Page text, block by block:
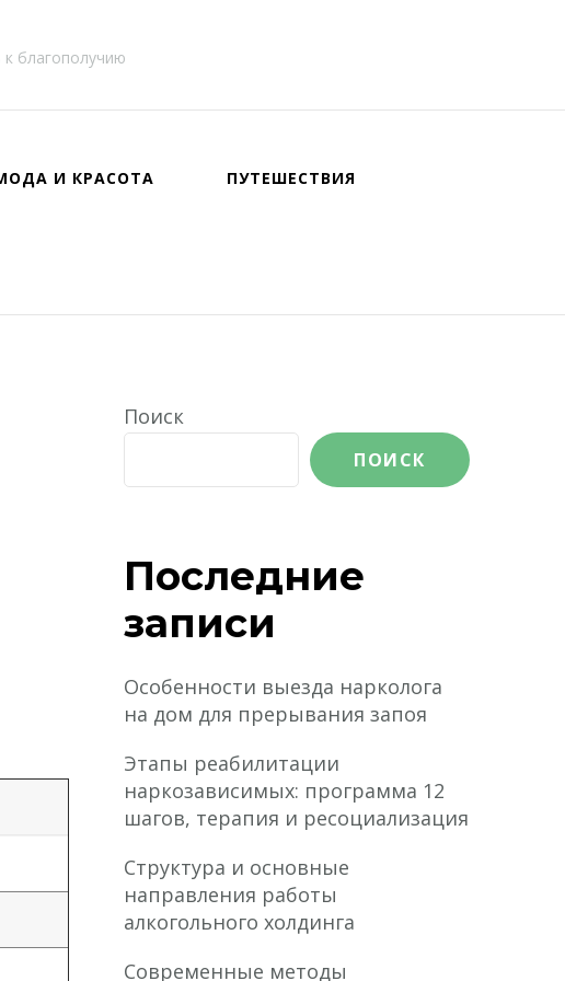
к благополучию
И КРАСОТА ПУТЕШЕСТВИЯ
Поиск
ПОИСК
Последние
записи
Особенности выезда нарколога
на дом для прерывания запоя
Этапы реабилитации
наркозависимых: программа 12
шагов, терапия и ресоциализация
Структура и основные
направления работы
алкогольного холдинга
Современные методы